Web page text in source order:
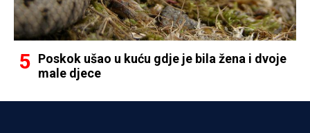
Poskok ušao u kuću gdje je bila žena i dvoje
male djece